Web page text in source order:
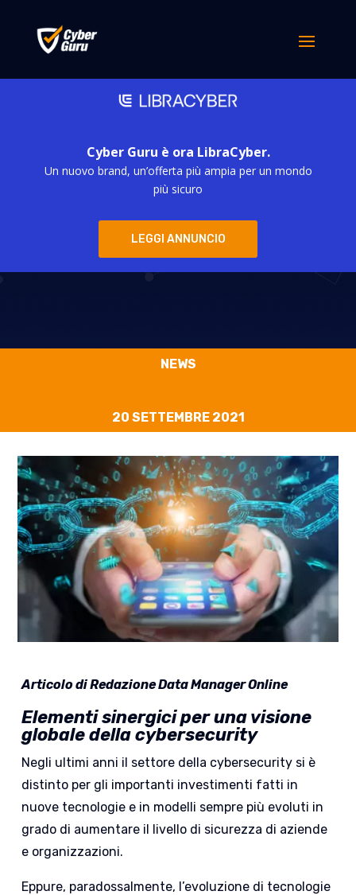
Cyber Guru è ora LibraCyber.
Un nuovo brand, un’offerta più ampia per un mondo
più sicuro
LEGGI ANNUNCIO
Fattore umano e
modello Zero
Trust
NEWS
20 SETTEMBRE 2021
Articolo di Redazione Data Manager Online
Elementi sinergici per una visione
globale della cybersecurity
Negli ultimi anni il settore della cybersecurity si è
distinto per gli importanti investimenti fatti in
nuove tecnologie e in modelli sempre più evoluti in
grado di aumentare il livello di sicurezza di aziende
e organizzazioni.
Eppure, paradossalmente, l’evoluzione di tecnologie